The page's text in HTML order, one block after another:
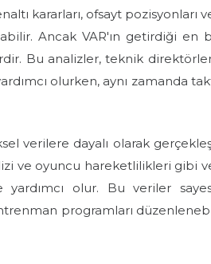
kararları, ofsayt pozisyonları
Ancak VAR'ın getirdiği en
Bu analizler, teknik
olurken, aynı zamanda
verilere dayalı olarak
ve oyuncu hareketlilikleri gibi
olur. Bu veriler
programları